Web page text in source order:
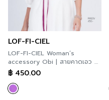
LOF-FI-CIEL
LOF-FI-CIEL Woman’s
accessory Obi | สายคาดเอว สี
ม่วงเข้ม FXKLDV
฿ 450.00